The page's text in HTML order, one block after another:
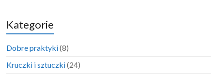
Kategorie
Dobre praktyki(8)
Kruczki i sztuczki(24)